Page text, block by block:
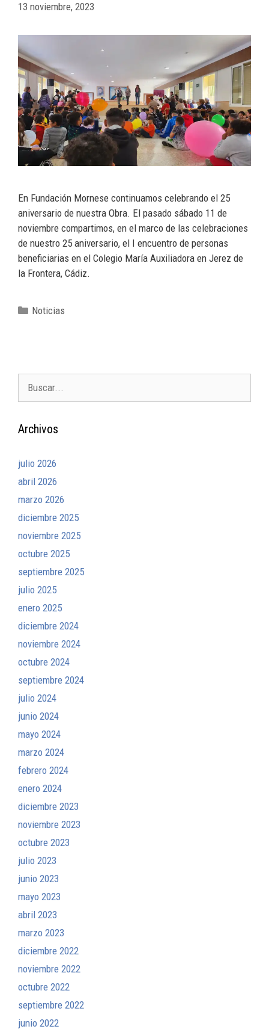
13 noviembre, 2023
En Fundación Mornese continuamos celebrando el 25
aniversario de nuestra Obra. El pasado sábado 11 de
noviembre compartimos, en el marco de las celebraciones
de nuestro 25 aniversario, el I encuentro de personas
beneficiarias en el Colegio María Auxiliadora en Jerez de
la Frontera, Cádiz.
Noticias
Archivos
julio 2026
abril 2026
marzo 2026
diciembre 2025
noviembre 2025
octubre 2025
septiembre 2025
julio 2025
enero 2025
diciembre 2024
noviembre 2024
octubre 2024
septiembre 2024
julio 2024
junio 2024
mayo 2024
marzo 2024
febrero 2024
enero 2024
diciembre 2023
noviembre 2023
octubre 2023
julio 2023
junio 2023
mayo 2023
abril 2023
marzo 2023
diciembre 2022
noviembre 2022
octubre 2022
septiembre 2022
junio 2022